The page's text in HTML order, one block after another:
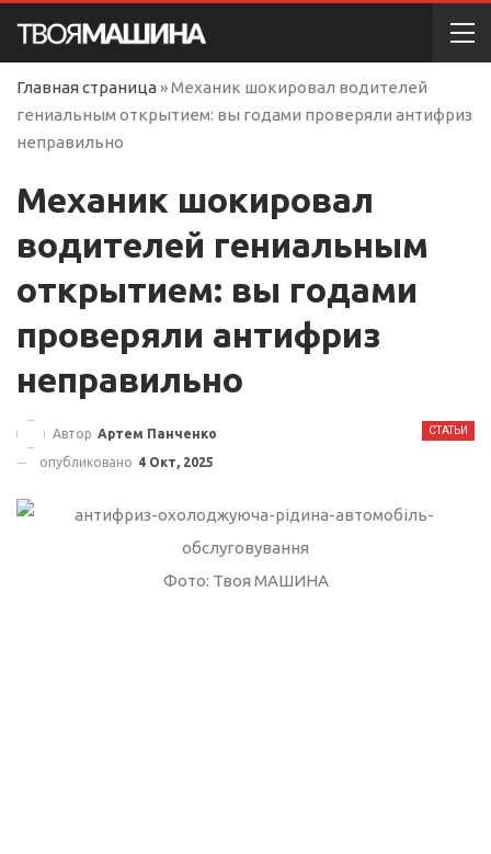
Главная страница »Механик шокировал водителей
гениальным открытием: вы годами проверяли антифриз
неправильно
Механик шокировал
водителей гениальным
открытием: вы годами
проверяли антифриз
неправильно
СТАТЬИ
Автор Артем Панченко
опубликовано 4 Окт, 2025
Фото: Твоя МАШИНА